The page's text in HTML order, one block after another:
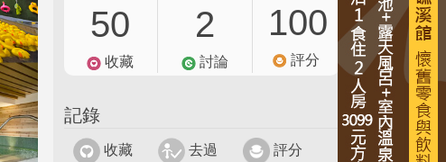
50
收藏
2
討論
100
評分
記錄
收藏 去過 評分